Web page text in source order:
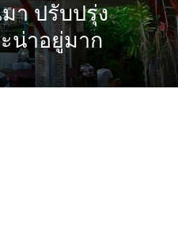
า ปรับปรุ่ง
น่าอยู่มาก